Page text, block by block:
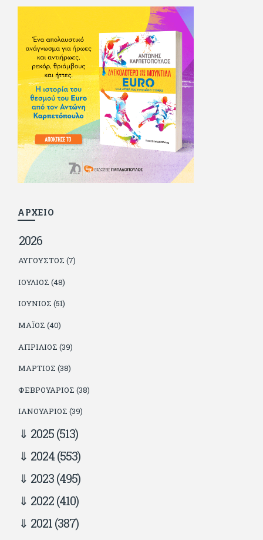
ταινίες κι έγραφε και στο περιοδικό Σινεμά, είχε κάποιες
αισθηματικές περιπέτειες που σκόρπισαν γέλιο στους φίλους
του - αν όχι και στον ίδιο. Πήγε στρατό κανονικά στα σύνορα
και διατήρησε μια καλή σχέση με την οικογένεια του, την
οποία αισθάνεται πως διάφορες φορές έφερε σε δύσκολη
θέση. Κείμενο με την υπογραφή του πρωτοδημοσιεύτηκε στο
Φίλαθλο το 1992. Επέστρεψε οριστικά στην Ελλάδα το 1998,
δούλεψε για πολλούς (αφού δυσκολεύεται να πει όχι), και
κάποιοι, αν όχι και όλοι, τον πλήρωσαν κι έμειναν και
ευχαριστημένοι από τη συνεργασία. Σήμερα πλέον εργάζεται
στον Sport Fm (όπου έχει κλείσει εικοσαετία) και στη
Sportday. Επαίρεται ότι λίγοι έχουν δει περισσότερο
ποδόσφαιρο από τον ίδιο και θεωρεί τον εαυτό του τυχερό
γιατί είναι μέλος της γενιάς που απόλαυσε τους μεγαλύτερους
σε όλα τα σπορ. Δεν είναι παντρεμένος, αλλά θαυμάζει όσους
βρίσκουν το κουράγιο να το κάνουν. Αντίθετα από πολλούς
φίλους του δεν πληρώνει διατροφές. Ελπίζει ότι δεν έχει
παιδιά. Απειλεί ότι θα γράφει όσο υπάρχουν άνθρωποι που
ΑΡΧΕΙΟ
2026
ΑΎΓΟΥΣΤΟΣ (7)
ΙΟΎΛΙΟΣ (48)
ΙΟΎΝΙΟΣ (51)
ΜΆΙΟΣ (40)
ΑΠΡΊΛΙΟΣ (39)
ΜΆΡΤΙΟΣ (38)
ΦΕΒΡΟΥΆΡΙΟΣ (38)
ΙΑΝΟΥΆΡΙΟΣ (39)
2025(513)
2024(553)
2023(495)
2022(410)
2021(387)